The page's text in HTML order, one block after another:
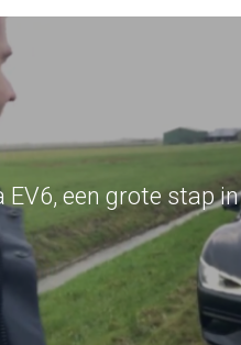
EV6, een grote stap